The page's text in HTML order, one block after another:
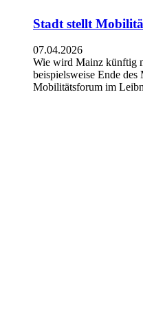
Stadt stellt
07.04.2026
Wie wird Mainz künftig
beispielsweise Ende
Mobilitätsforum im